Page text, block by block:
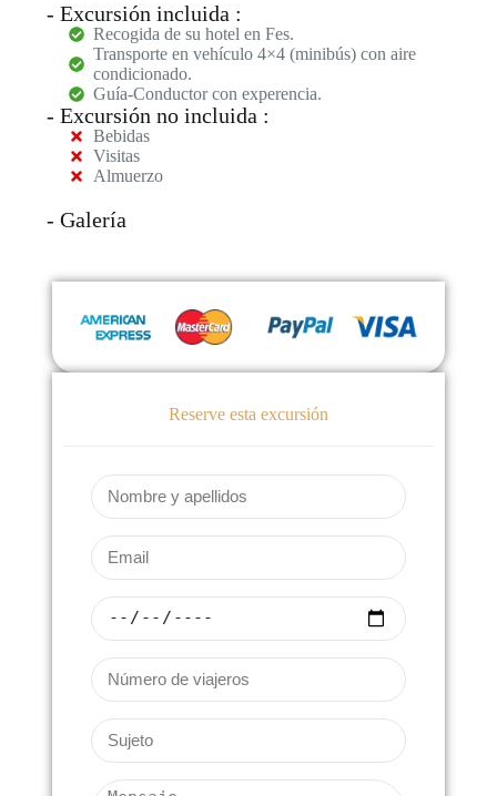
- Excursión incluida :
Recogida de su hotel en Fes.
Transporte en vehículo 4×4 (minibús) con aire
condicionado.
Guía-Conductor con experencia.
- Excursión no incluida :
Bebidas
Visitas
Almuerzo
- Galería
Reserve esta excursión